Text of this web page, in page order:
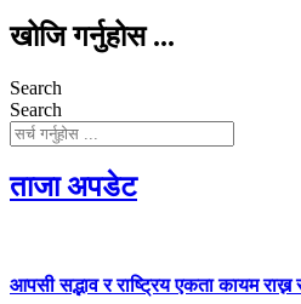
खोजि गर्नुहोस ...
Search
Search
ताजा अपडेट
आपसी सद्भाव र राष्ट्रिय एकता कायम राख्न